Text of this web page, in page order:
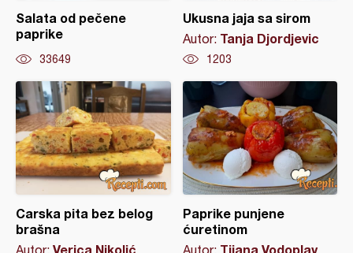
Salata od pečene
paprike
33649
Ukusna jaja sa sirom
Autor: Tanja Djordjevic
1203
Carska pita bez belog
brašna
Autor: Verica Nikolić
Paprike punjene
ćuretinom
Autor: Tijana Vodoplav